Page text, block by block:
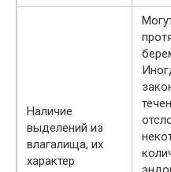
Наличие
выделений из
влагалища, их
характер